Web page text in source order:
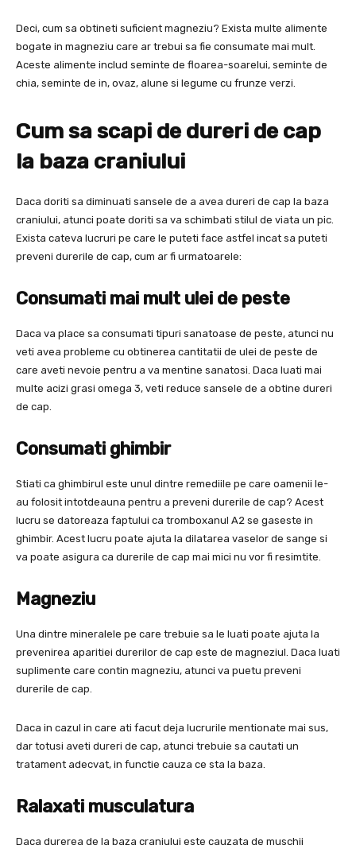
Deci, cum sa obtineti suficient magneziu? Exista multe alimente
bogate in magneziu care ar trebui sa fie consumate mai mult.
Aceste alimente includ seminte de floarea-soarelui, seminte de
chia, seminte de in, ovaz, alune si legume cu frunze verzi.
Cum sa scapi de dureri de cap
la baza craniului
Daca doriti sa diminuati sansele de a avea dureri de cap la baza
craniului, atunci poate doriti sa va schimbati stilul de viata un pic.
Exista cateva lucruri pe care le puteti face astfel incat sa puteti
preveni durerile de cap, cum ar fi urmatoarele:
Consumati mai mult ulei de peste
Daca va place sa consumati tipuri sanatoase de peste, atunci nu
veti avea probleme cu obtinerea cantitatii de ulei de peste de
care aveti nevoie pentru a va mentine sanatosi. Daca luati mai
multe acizi grasi omega 3, veti reduce sansele de a obtine dureri
de cap.
Consumati ghimbir
Stiati ca ghimbirul este unul dintre remediile pe care oamenii le-
au folosit intotdeauna pentru a preveni durerile de cap? Acest
lucru se datoreaza faptului ca tromboxanul A2 se gaseste in
ghimbir. Acest lucru poate ajuta la dilatarea vaselor de sange si
va poate asigura ca durerile de cap mai mici nu vor fi resimtite.
Magneziu
Una dintre mineralele pe care trebuie sa le luati poate ajuta la
prevenirea aparitiei durerilor de cap este de magneziul. Daca luati
suplimente care contin magneziu, atunci va puetu preveni
durerile de cap.
Daca in cazul in care ati facut deja lucrurile mentionate mai sus,
dar totusi aveti dureri de cap, atunci trebuie sa cautati un
tratament adecvat, in functie cauza ce sta la baza.
Ralaxati musculatura
Daca durerea de la baza craniului este cauzata de muschii